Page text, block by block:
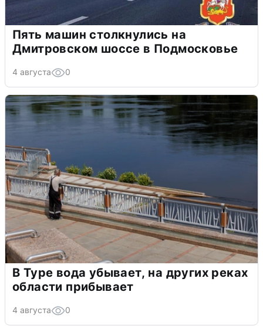
Пять машин столкнулись на
Дмитровском шоссе в Подмосковье
4 августа 0
В Туре вода убывает, на других реках
области прибывает
4 августа 0